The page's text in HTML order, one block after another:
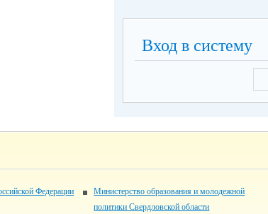
Вход в систему
Федерации
Министерство образования и молодежной
политики Свердловской области